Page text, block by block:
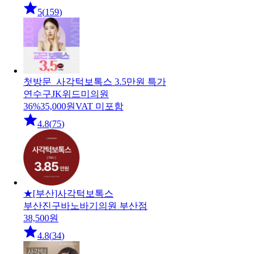
5(159)
첫방문_사각턱보톡스 3.5만원 특가
연수구JK위드미의원
36%35,000원VAT 미포함
4.8(75)
★[부산]사각턱보톡스
부산진구바노바기의원 부산점
38,500원
4.8(34)